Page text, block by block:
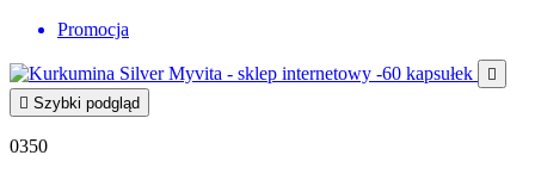
Promocja

 Szybki podgląd
0350